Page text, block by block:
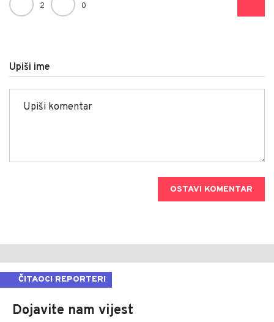
2 0
Upiši ime
OSTAVI KOMENTAR
ČITAOCI REPORTERI
Dojavite nam vijest